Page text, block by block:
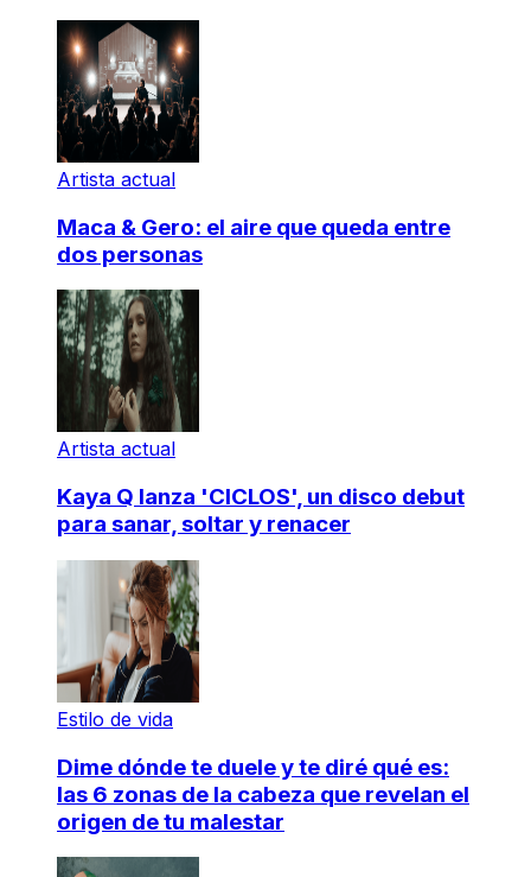
Artista actual
Maca & Gero: el aire que queda entre
dos personas
Artista actual
Kaya Q lanza 'CICLOS', un disco debut
para sanar, soltar y renacer
Estilo de vida
Dime dónde te duele y te diré qué es:
las 6 zonas de la cabeza que revelan el
origen de tu malestar